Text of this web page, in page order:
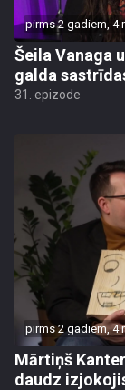
pirms 2 gadiem, 4
Šeila Vanaga
galda
31. epizode
pirms 2 gadiem, 4
Mārtiņš
daudz